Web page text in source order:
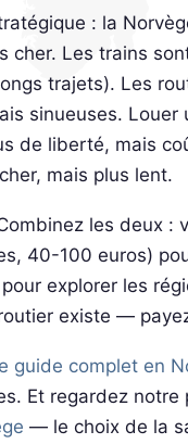
: la
cher. Les trains
trajets). Les
sinueuses. Louer
de liberté, mais
mais plus lent.
les deux :
40-100 euros)
explorer les
existe —
guide complet en
Et regardez notre
— le choix de la